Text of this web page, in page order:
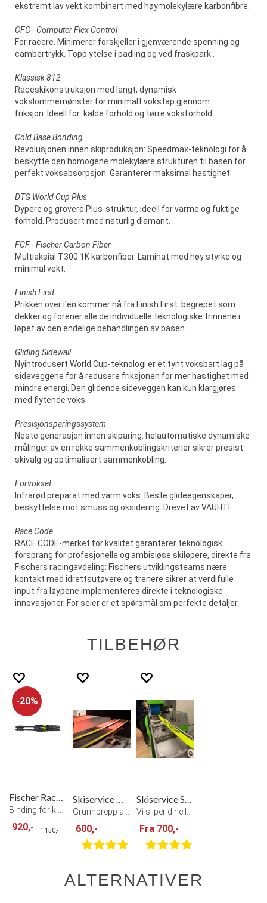
ekstremt lav vekt kombinert med høymolekylære karbonfibre.
CFC - Computer Flex Control
For racere. Minimerer forskjeller i gjenværende spenning og
cambertrykk. Topp ytelse i padling og ved fraskpark..
Klassisk 812
Raceskikonstruksjon med langt, dynamisk
vokslommemønster for minimalt vokstap gjennom
friksjon. Ideell for: kalde forhold og tørre voksforhold.
Cold Base Bonding
Revolusjonen innen skiproduksjon: Speedmax-teknologi for å
beskytte den homogene molekylære strukturen til basen for
perfekt voksabsorpsjon. Garanterer maksimal hastighet.
DTG World Cup Plus
Dypere og grovere Plus-struktur, ideell for varme og fuktige
forhold. Produsert med naturlig diamant.
FCF - Fischer Carbon Fiber
Multiaksial T300 1K karbonfiber. Laminat med høy styrke og
minimal vekt.
Finish First
Prikken over i'en kommer nå fra Finish First: begrepet som
dekker og forener alle de individuelle teknologiske trinnene i
løpet av den endelige behandlingen av basen.
Gliding Sidewall
Nyintrodusert World Cup-teknologi er et tynt voksbart lag på
sideveggene for å redusere friksjonen for mer hastighet med
mindre energi. Den glidende sideveggen kan kun klargjøres
med flytende voks.
Presisjonsparingssystem
Neste generasjon innen skiparing: helautomatiske dynamiske
målinger av en rekke sammenkoblingskriterier sikrer presist
skivalg og optimalisert sammenkobling.
Forvokset
Infrarød preparat med varm voks. Beste glideegenskaper,
beskyttelse mot smuss og oksidering. Drevet av VAUHTI.
Race Code
RACE CODE-merket for kvalitet garanterer teknologisk
forsprang for profesjonelle og ambisiøse skiløpere, direkte fra
Fischers racingavdeling: Fischers utviklingsteams nære
kontakt med idrettsutøvere og trenere sikrer at verdifulle
input fra løypene implementeres direkte i teknologiske
innovasjoner. For seier er et spørsmål om perfekte detaljer.
TILBEHØR
20%
Fischer Race Pro Classic IFP skibinding
920,- 1 150,-
Skiservice Grunnpreparering Langrennski
600,-
Skiservice Slip Av Langrennski
Fra 700,-
ALTERNATIVER